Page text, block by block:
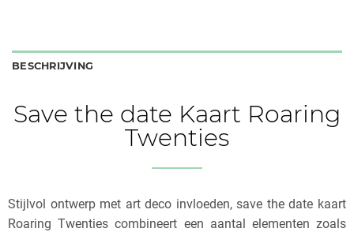
BESCHRIJVING
Save the date Kaart Roaring
Twenties
Stijlvol ontwerp met art deco invloeden, save the date kaart
Roaring Twenties combineert een aantal elementen zoals